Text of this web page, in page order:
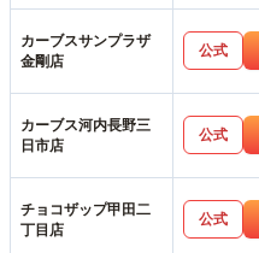
カーブスサンプラザ
金剛店
公式
カーブス河内長野三
日市店
公式
チョコザップ甲田二
丁目店
公式